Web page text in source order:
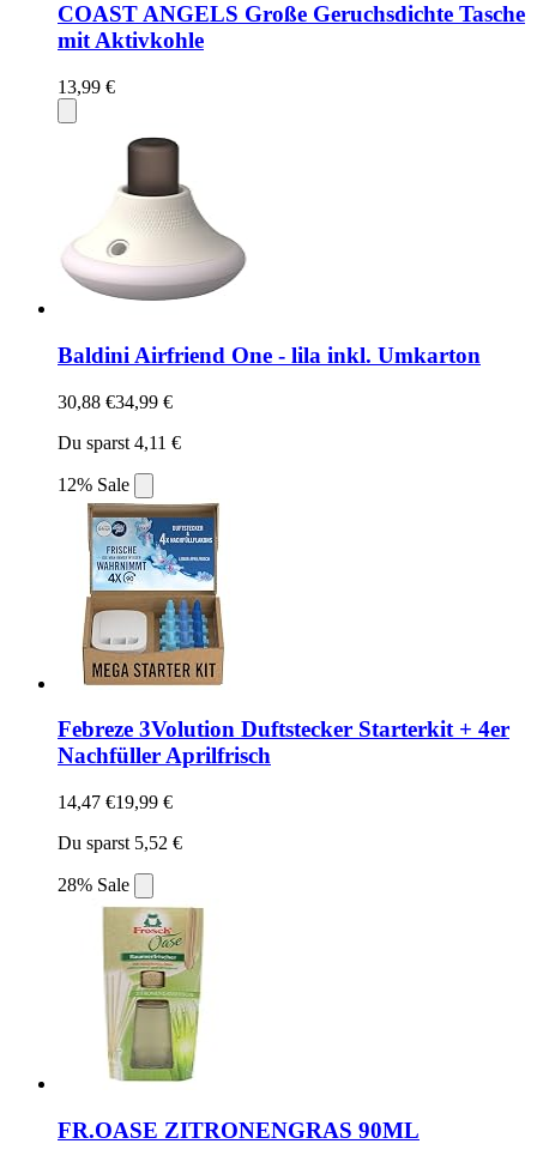
COAST ANGELS Große Geruchsdichte Tasche
mit Aktivkohle
13,99 €
Baldini Airfriend One - lila inkl. Umkarton
30,88 €34,99 €
Du sparst 4,11 €
12% Sale
Febreze 3Volution Duftstecker Starterkit + 4er
Nachfüller Aprilfrisch
14,47 €19,99 €
Du sparst 5,52 €
28% Sale
FR.OASE ZITRONENGRAS 90ML